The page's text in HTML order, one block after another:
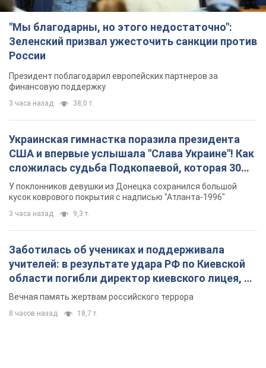
"Мы благодарны, но этого недостаточно":
Зеленский призвал ужесточить санкции против
России
Президент поблагодарил европейских партнеров за
финансовую поддержку
3 часа назад 38,0 т.
Украинская гимнастка поразила президента
США и впервые услышала "Слава Украине"! Как
сложилась судьба Подкопаевой, которая 30
лет назад завоевала "золото" Олимпиады
У поклонников девушки из Донецка сохранился большой
кусок коврового покрытия с надписью "Атланта-1996"
3 часа назад 9,3 т.
Заботилась об учениках и поддерживала
учителей: в результате удара РФ по Киевской
области погибли директор киевского лицея, её
муж и внук
Вечная память жертвам российского террора
8 часов назад 18,7 т.